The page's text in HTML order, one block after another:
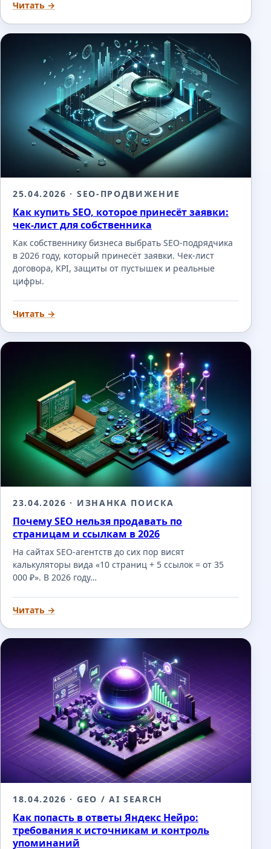
Читать →
25.04.2026 · SEO-ПРОДВИЖЕНИЕ
Как купить SEO, которое принесёт заявки:
чек-лист для собственника
Как собственнику бизнеса выбрать SEO-подрядчика
в 2026 году, который принесёт заявки. Чек-лист
договора, KPI, защиты от пустышек и реальные
цифры.
Читать →
23.04.2026 · ИЗНАНКА ПОИСКА
Почему SEO нельзя продавать по
страницам и ссылкам в 2026
На сайтах SEO-агентств до сих пор висят
калькуляторы вида «10 страниц + 5 ссылок = от 35
000 ₽». В 2026 году…
Читать →
18.04.2026 · GEO / AI SEARCH
Как попасть в ответы Яндекс Нейро:
требования к источникам и контроль
упоминаний